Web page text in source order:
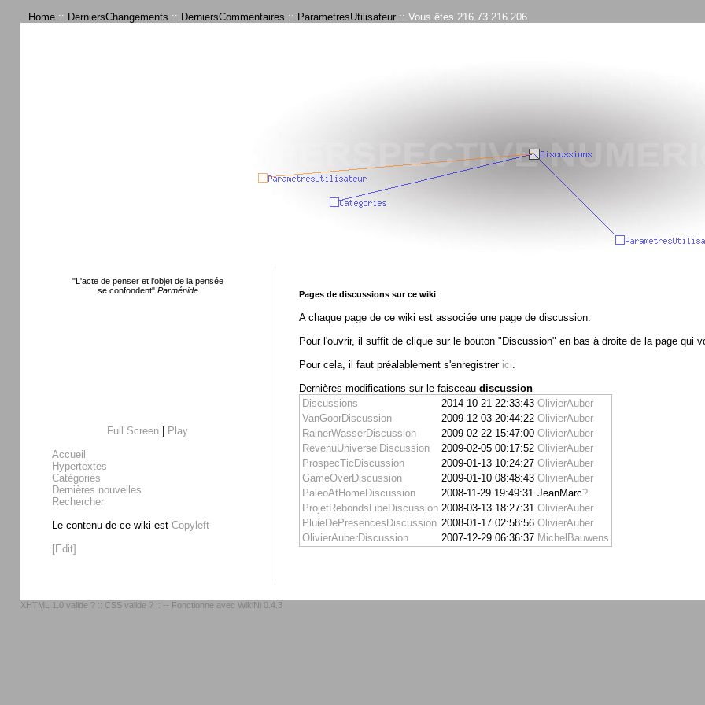
Home :: DerniersChangements :: DerniersCommentaires :: ParametresUtilisateur :: Vous êtes 216.73.216.206
"L'acte de penser et l'objet de la pensée
se confondent"Parménide
Full Screen
Play
Accueil
Hypertextes
Catégories
Dernières nouvelles
Rechercher
Le contenu de ce wiki est Copyleft
[Edit]
Pages de discussions sur ce wiki
A chaque page de ce wiki est associée une page de discussion.
Pour l'ouvrir, il suffit de clique sur le bouton "Discussion" en bas à droite de la page qui
Pour cela, il faut préalablement s'enregistrer ici.
Dernières modifications sur le faisceau discussion
Discussions
2014-10-21 22:33:43 OlivierAuber
VanGoorDiscussion
2009-12-03 20:44:22 OlivierAuber
RainerWasserDiscussion
2009-02-22 15:47:00 OlivierAuber
RevenuUniverselDiscussion
2009-02-05 00:17:52 OlivierAuber
ProspecTicDiscussion
2009-01-13 10:24:27 OlivierAuber
GameOverDiscussion
2009-01-10 08:48:43 OlivierAuber
PaleoAtHomeDiscussion
2008-11-29 19:49:31 JeanMarc?
ProjetRebondsLibeDiscussion 2008-03-13 18:27:31 OlivierAuber
PluieDePresencesDiscussion 2008-01-17 02:58:56 OlivierAuber
OlivierAuberDiscussion
2007-12-29 06:36:37 MichelBauwens
XHTML 1.0 valide ? :: CSS valide ? :: -- Fonctionne avec WikiNi 0.4.3